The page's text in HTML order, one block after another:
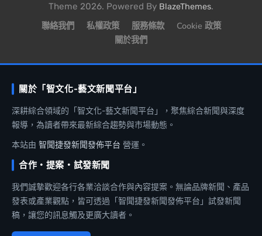
Theme 2026. Powered By BlazeThemes.
聯絡我們 私權政策 服務條款
Cookie 政策
關於我們
關於「智文化-藝文新聞平台」
深耕綜合領域的「智文化-藝文新聞平台」，聚焦綜合新聞與深度
報導，為讀者帶來最新綜合趨勢與市場動態。
本站由 智聞捷發新聞發佈平台 營運。
合作・提案・試發新聞
我們誠摯歡迎各行各業洽談合作與內容提案。無論品牌新聞、產品
發表或產業觀點，皆可透過「智聞捷發新聞發佈平台」試發新聞
稿，讓您的訊息觸及更廣大讀者。